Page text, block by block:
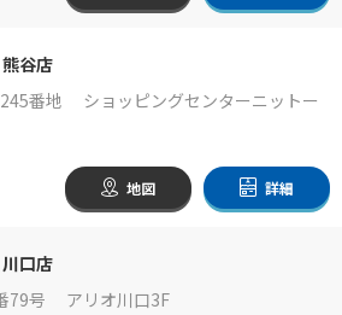
谷店
番地 ショッピングセンターニットー
地図 詳細
口店
79号 アリオ川口3F